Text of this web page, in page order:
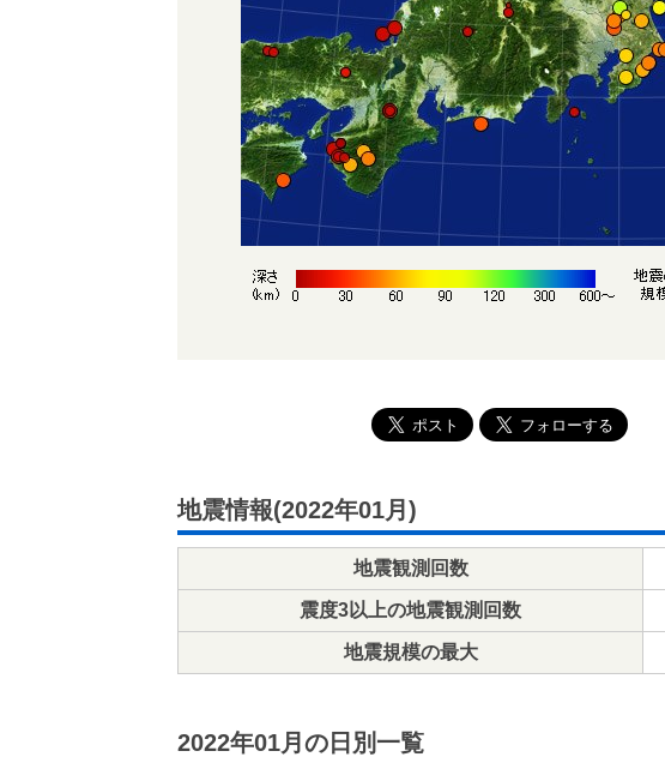
地震情報(2022年01月)
地震観測回数
震度3以上の地震観測回数
地震規模の最大
2022年01月の日別一覧